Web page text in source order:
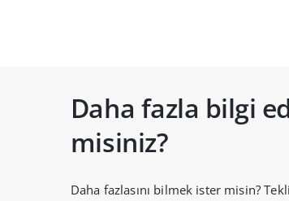
Daha fazla bilgi
misiniz?
Daha fazlasını bilmek ister misin?